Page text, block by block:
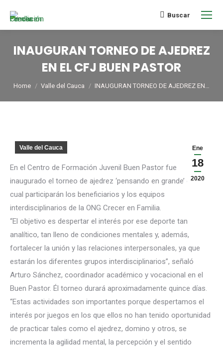
Buscar
INAUGURAN TORNEO DE AJEDREZ
EN EL CFJ BUEN PASTOR
You are here:
Home Valle del Cauca INAUGURAN TORNEO DE AJEDREZ EN…
Ene
18
2020
Valle del Cauca
En el Centro de Formación Juvenil Buen Pastor fue
inaugurado el torneo de ajedrez ‘pensando en grande’ en el
cual participarán los beneficiarios y los equipos
interdisciplinarios de la ONG Crecer en Familia.
“El objetivo es despertar el interés por ese deporte tan
analítico, tan lleno de condiciones mentales y, además,
fortalecer la unión y las relaciones interpersonales, ya que
estarán los diferentes grupos interdisciplinarios”, señaló
Arturo Sánchez, coordinador académico y vocacional en el
Buen Pastor. Él torneo durará aproximadamente quince días.
“Estas actividades son importantes porque despertamos el
interés por juegos en los que ellos no han tenido oportunidad
de practicar tales como el ajedrez, domino y otros, se
incrementa la agilidad mental, la percepción y el sentido